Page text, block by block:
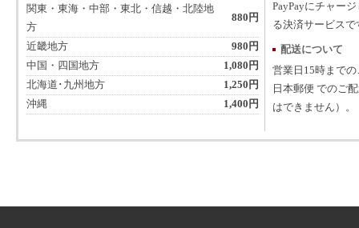
関東・東海・中部・東北・信越・北陸地
方
880円
近畿地方
980円
中国・四国地方
1,080円
北海道･九州地方
1,250円
沖縄
1,400円
PayPayにチャー
る決済サービスで
配送について
営業日15時まで
日本郵便 でのご
はできません）。